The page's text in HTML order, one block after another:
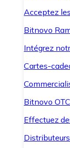
Acceptez
Bitnovo
Intégrez
Cartes-
Bitnovo OTC
Effectuez